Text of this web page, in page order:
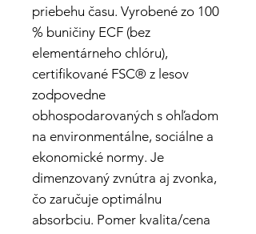
priebehu času. Vyrobené zo 100
% buničiny ECF (bez
elementárneho chlóru),
certifikované FSC® z lesov
zodpovedne
obhospodarovaných s ohľadom
na environmentálne, sociálne a
ekonomické normy. Je
dimenzovaný zvnútra aj zvonka,
čo zaručuje optimálnu
absorbciu. Pomer kvalita/cena